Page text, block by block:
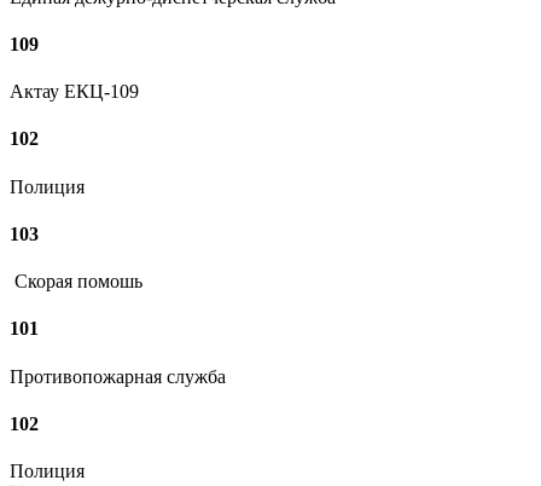
109
Актау ЕКЦ-109
102
Полиция
103
Скорая помошь
101
Противопожарная служба
102
Полиция